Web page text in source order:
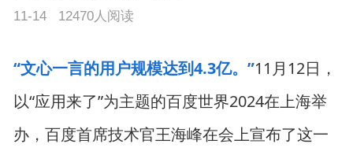
11-14 12470人阅读
“文心一言的用户规模达到4.3亿。”11月12日，
以“应用来了”为主题的百度世界2024在上海举
办，百度首席技术官王海峰在会上宣布了这一